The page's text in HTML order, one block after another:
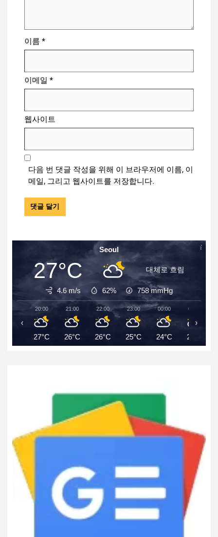
이름 *
이메일 *
웹사이트
다음 번 댓글 작성을 위해 이 브라우저에 이름, 이
메일, 그리고 웹사이트를 저장합니다.
Seoul
27°C 대체로 흐림
4.6 m/s 62% 758mmHg
20:00
27°C
21:00
26°C
22:00
26°C
23:00
25°C
00:00
24°C
01:00
24°C
‹ ›